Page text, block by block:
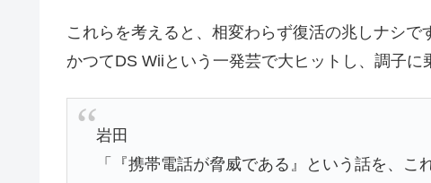
これらを考えると、相変わらず復活の兆しナシで
かつてDS Wiiという一発芸で大ヒットし、調子に
岩田
「『携帯電話が脅威である』という話を、